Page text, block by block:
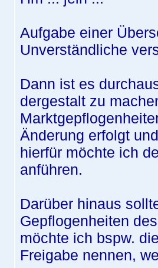
Aufgabe einer
Unverständliche
Dann ist es
dergestalt zu
Änderung erfolgt
hierfür möchte ich
anführen.
Darüber hinaus
Gepflogenheiten
möchte ich bspw.
Freigabe nennen,